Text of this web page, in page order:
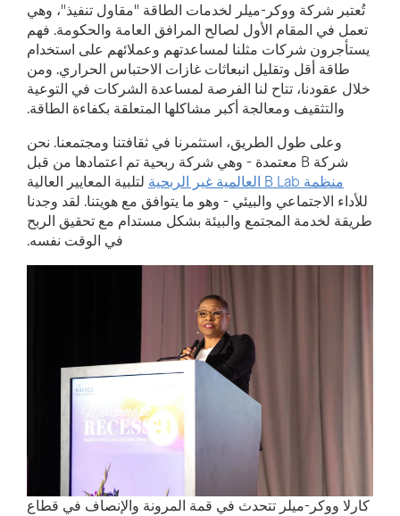
تُعتبر شركة ووكر-ميلر لخدمات الطاقة "مقاول تنفيذ"، وهي
تعمل في المقام الأول لصالح المرافق العامة والحكومة. فهم
يستأجرون شركات مثلنا لمساعدتهم وعملائهم على استخدام
طاقة أقل وتقليل انبعاثات غازات الاحتباس الحراري. ومن
خلال عقودنا، تتاح لنا الفرصة لمساعدة الشركات في التوعية
والتثقيف ومعالجة أكبر مشاكلها المتعلقة بكفاءة الطاقة.
وعلى طول الطريق، استثمرنا في ثقافتنا ومجتمعنا. نحن
شركة B معتمدة - وهي شركة ربحية تم اعتمادها من قبل
منظمة B Lab العالمية غير الربحية
لتلبية المعايير العالية
للأداء الاجتماعي والبيئي - وهو ما يتوافق مع هويتنا. لقد وجدنا
طريقة لخدمة المجتمع والبيئة بشكل مستدام مع تحقيق الربح
في الوقت نفسه.
كارلا ووكر-ميلر تتحدث في قمة المرونة والإنصاف في قطاع